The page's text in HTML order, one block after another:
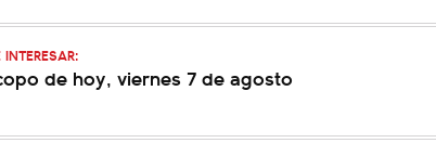
INTERESAR:
de hoy, viernes 7 de agosto